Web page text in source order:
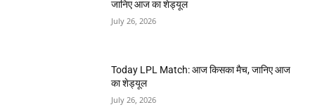
जानिए आज का शेड्यूल
July 26, 2026
Today LPL Match: आज किसका मैच, जानिए आज
का शेड्यूल
July 26, 2026